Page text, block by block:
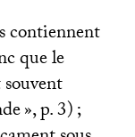
contiennent
que le
», p. 3);